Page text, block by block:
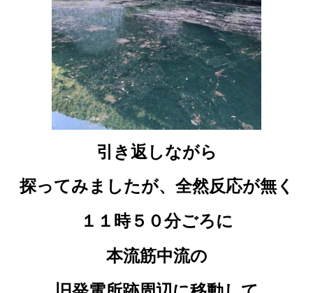
引き返しながら
探ってみましたが、全然反応が無く
１１時５０分ごろに
本流筋中流の